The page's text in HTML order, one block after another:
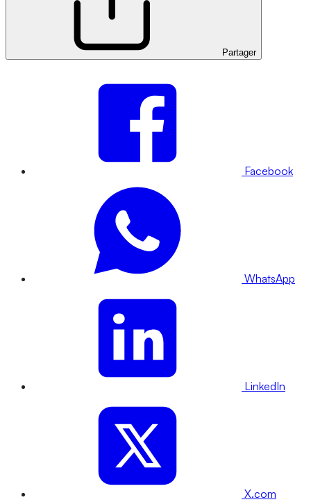
Partager
Facebook
WhatsApp
LinkedIn
X.com